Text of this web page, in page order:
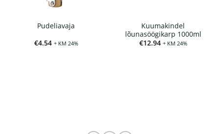
Pudeliavaja
€4.54 + KM 24%
Kuumakindel
lõunasöögikarp 1000ml
€12.94 + KM 24%